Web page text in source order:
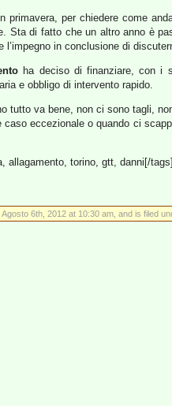
primavera, per chiedere come
Sta di fatto che un altro anno è
l’impegno in conclusione di
ha deciso di finanziare, con i
e obbligo di intervento rapido.
tutto va bene, non ci sono tagli,
caso eccezionale o quando ci
allagamento, torino, gtt, danni[/tags]
6th, 2012 at 10:30 am, and is filed